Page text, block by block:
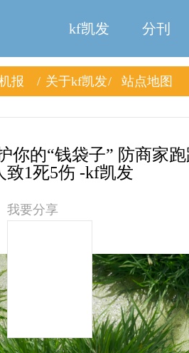
kf凯发 分刊
报 关于kf凯发
站点地图
你的“钱袋子” 防商家
致1死5伤 -kf凯发
我要分享